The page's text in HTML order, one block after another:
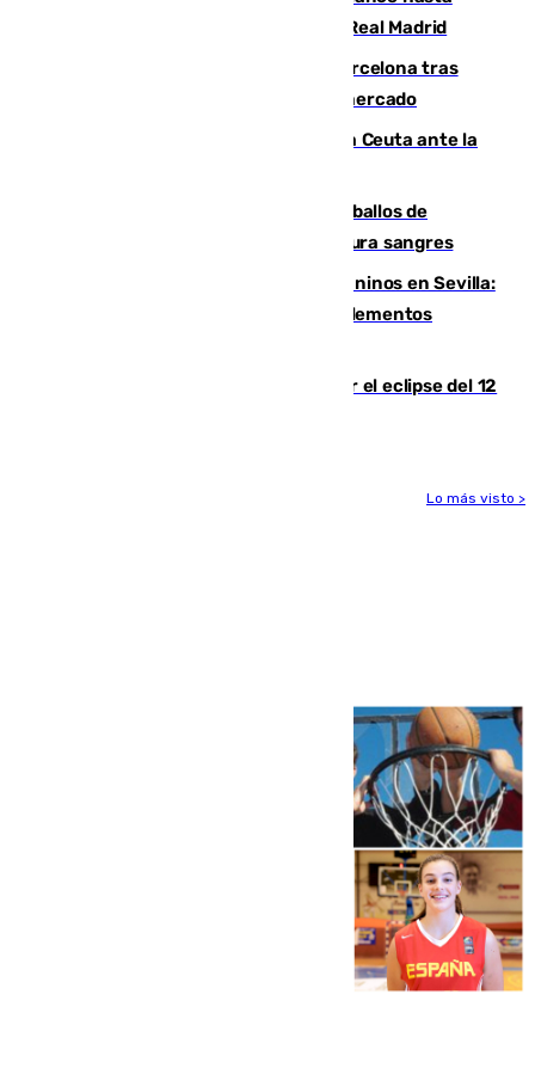
2032 tras cerrar su renovación con el Real Madrid
Rodrigo negocia su fichaje por el Barcelona tras
romper con el Madrid y revoluciona el mercado
El Rey traslada a Vivas su respaldo a Ceuta ante la
El primer ciclo de las carreras de caballos de
Sanlúcar arranca este sábado con 27 pura sangres
Continúan los cierres de parques caninos en Sevilla:
se detectan alimentos que contienen elementos
Estos son los mejores sitios para ver el eclipse del 12
Lo más visto >